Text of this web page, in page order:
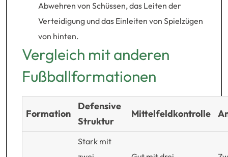
Abwehren von Schüssen, das Leiten der
Verteidigung und das Einleiten von Spielzügen
von hinten.
Vergleich mit anderen
Fußballformationen
Formation
Defensive
Struktur
Mittelfeldkontrolle
Stark mit